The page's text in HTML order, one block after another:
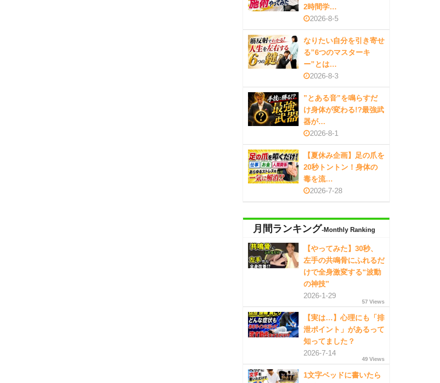
2時間学…
2026-8-5
なりたい自分を引き寄せ
る”6つのマスターキ
ー”とは…
2026-8-3
”とある音”を鳴らすだ
け身体が変わる!?最強武
器が…
2026-8-1
【夏休み企画】足の爪を
20秒トントン！身体の
毒を流…
2026-7-28
月間ランキング-Monthly Ranking
【やってみた】30秒、
左手の共鳴骨にふれるだ
けで全身激変する“波動
の神技”
2026-1-29
57 Views
【実は…】心理にも「排
泄ポイント」があるって
知ってました？
2026-7-14
49 Views
1文字ベッドに書いたら